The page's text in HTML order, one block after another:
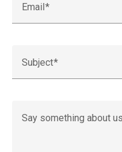
Email
Subject
Say something about us